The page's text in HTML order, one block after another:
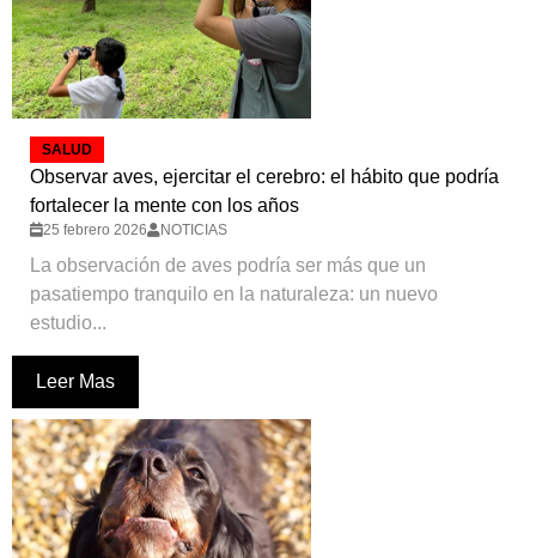
SALUD
Observar aves, ejercitar el cerebro: el hábito que podría
fortalecer la mente con los años
25 febrero 2026 NOTICIAS
La observación de aves podría ser más que un
pasatiempo tranquilo en la naturaleza: un nuevo
estudio...
Leer Mas